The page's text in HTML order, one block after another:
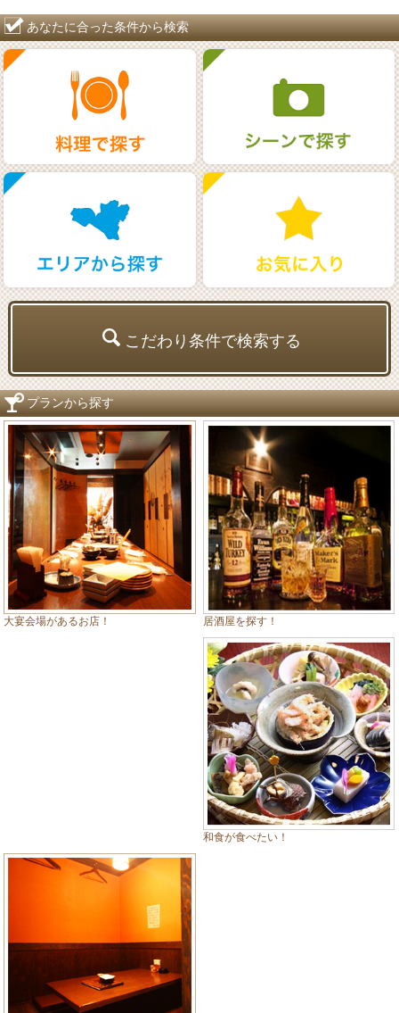
あなたに合った条件から検索
こだわり条件で検索する
プランから探す
大宴会場があるお店！ 居酒屋を探す！
和食が食べたい！